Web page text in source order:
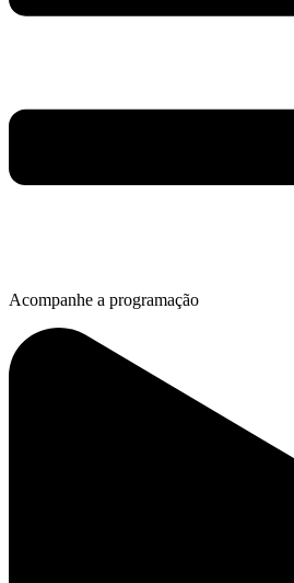
Acompanhe a programação